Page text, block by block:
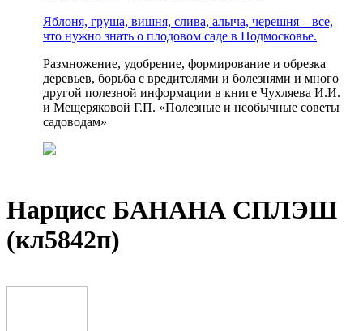
Яблоня, груша, вишня, слива, алыча, черешня – все,
что нужно знать о плодовом саде в Подмосковье.
Размножение, удобрение, формирование и обрезка
деревьев, борьба с вредителями и болезнями и много
другой полезной информации в книге Чухляева И.И.
и Мещеряковой Г.П. «Полезные и необычные советы
садоводам»
Нарцисс БАНАНА СПЛЭШ
(кл5842п)